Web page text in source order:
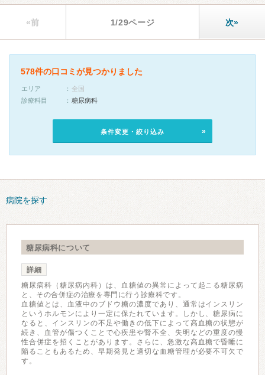
«前 1/29ページ 次»
578件の口コミが見つかりました
エリア
全国
診療科目
糖尿病科
条件変更・絞り込み
病院を探す
糖尿病科について
詳細
糖尿病科（糖尿病内科）は、血糖値の異常によって起こる糖尿病
と、その合併症の治療を専門に行う診療科です。
血糖値とは、血液中のブドウ糖の濃度であり、通常はインスリン
というホルモンにより一定に保たれています。しかし、糖尿病に
なると、インスリンの不足や働きの低下によって高血糖の状態が
続き、血管が傷つくことで心疾患や腎不全、失明などの重度の慢
性合併症を招くことがあります。さらに、急激な高血糖で昏睡に
陥ることもあるため、早期発見と適切な血糖管理が必要不可欠で
す。